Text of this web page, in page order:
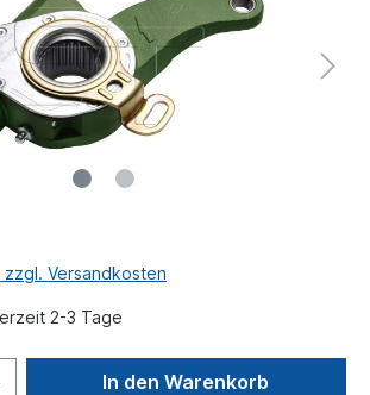
Versandkosten
2-3 Tage
In den Warenkorb